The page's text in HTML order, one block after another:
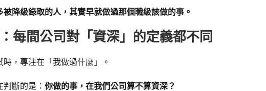
被降級錄取的人，其實早就做過那個職級該做的事。
每間公司對「資深」的定義都不同
時，專注在「我做過什麼」。
斷的是： 你做的事，在我們公司算不算資深？